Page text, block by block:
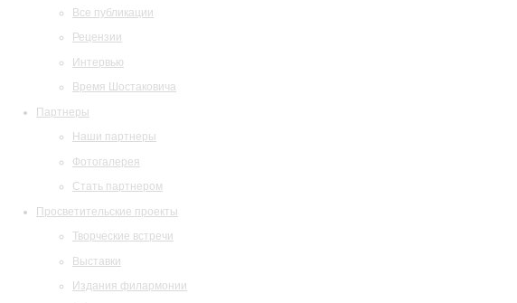
Все публикации
Рецензии
Интервью
Время Шостаковича
Партнеры
Наши партнеры
Фотогалерея
Стать партнером
Просветительские проекты
Творческие встречи
Выставки
Издания филармонии